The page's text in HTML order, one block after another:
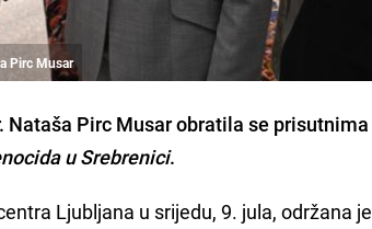
Pirc Musar
Nataša Pirc Musar obratila se
u Srebrenici.
Ljubljana u srijedu, 9. jula, održana